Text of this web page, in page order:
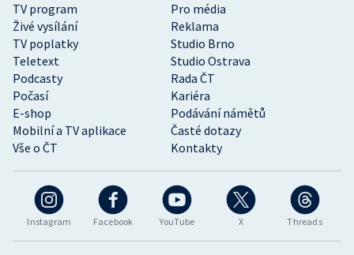
Instagram Facebook YouTube X Threads
TV program
Pro média
Živé vysílání
Reklama
TV poplatky
Studio Brno
Teletext
Studio Ostrava
Podcasty
Rada ČT
Počasí
Kariéra
E-shop
Podávání námětů
Mobilní a TV aplikace
Časté dotazy
Vše o ČT
Kontakty